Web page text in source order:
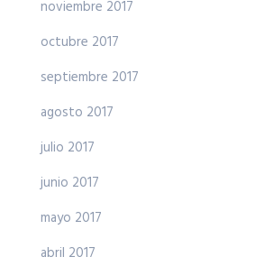
noviembre 2017
octubre 2017
septiembre 2017
agosto 2017
julio 2017
junio 2017
mayo 2017
abril 2017